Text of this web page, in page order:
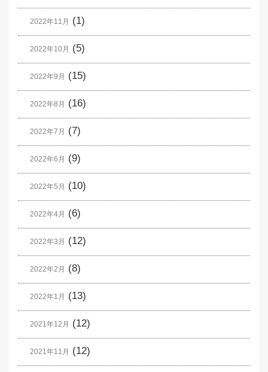
2022年11月 (1)
2022年10月 (5)
2022年9月 (15)
2022年8月 (16)
2022年7月 (7)
2022年6月 (9)
2022年5月 (10)
2022年4月 (6)
2022年3月 (12)
2022年2月 (8)
2022年1月 (13)
2021年12月 (12)
2021年11月 (12)